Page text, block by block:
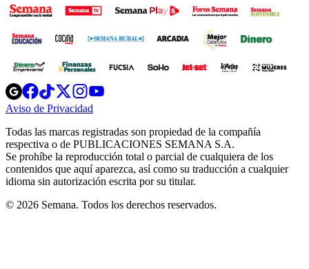
Opens
in
new
Opens
in
new
Opens
in
new
window
Opens
new
windowwindow
Aviso de Privacidad
new
window
Todas las marcas registradas son propiedad de la compañía
respectiva o de PUBLICACIONES SEMANA S.A.
Se prohíbe la reproducción total o parcial de cualquiera de los
contenidos que aquí aparezca, así como su traducción a cualquier
idioma sin autorización escrita por su titular.
© 2026 Semana. Todos los derechos reservados.